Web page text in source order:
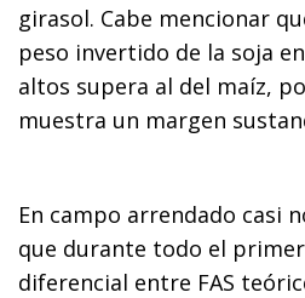
girasol. Cabe mencionar
peso invertido de la soja
altos supera al del maíz,
muestra un margen
En campo arrendado casi
que durante todo el
diferencial entre FAS